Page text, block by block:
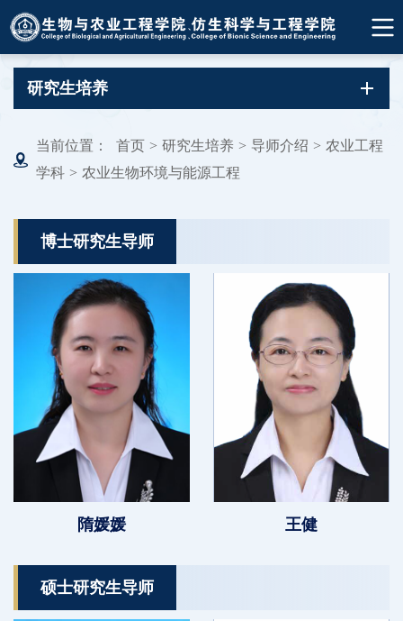
研究生培养
当前位置： 首页 > 研究生培养 > 导师介绍 > 农业工程
学科 > 农业生物环境与能源工程
博士研究生导师
隋媛媛 王健
硕士研究生导师